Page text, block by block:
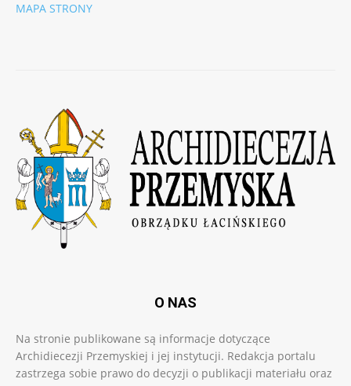
MAPA STRONY
O NAS
Na stronie publikowane są informacje dotyczące
Archidiecezji Przemyskiej i jej instytucji. Redakcja portalu
zastrzega sobie prawo do decyzji o publikacji materiału oraz